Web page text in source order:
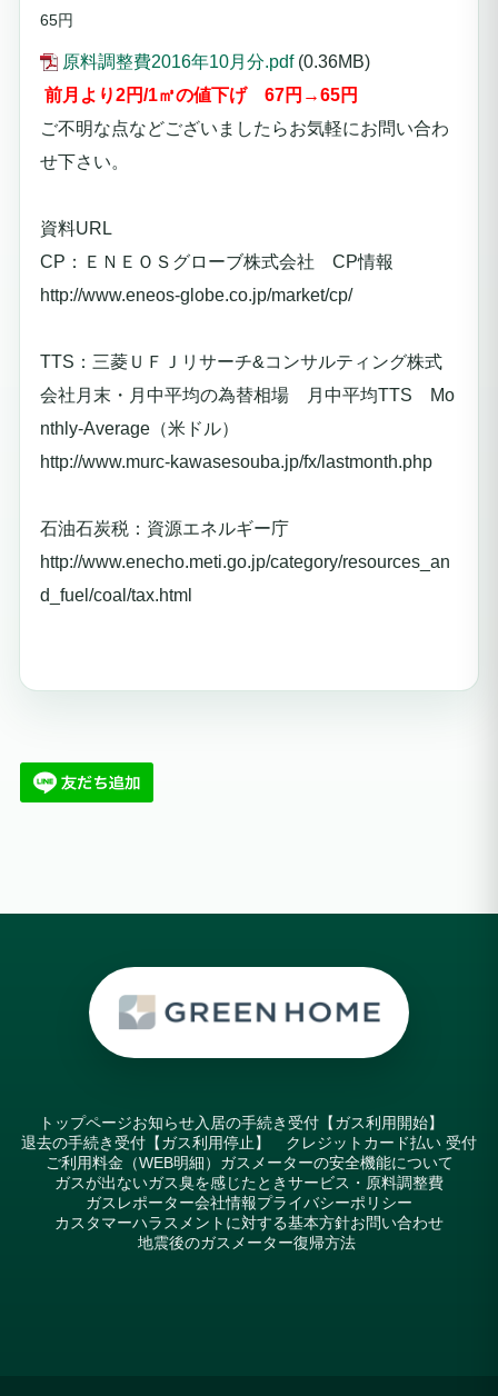
65円
原料調整費2016年10月分.pdf(0.36MB)
前月より2円/1㎥の値下げ 67円→65円
ご不明な点などございましたらお気軽にお問い合わ
せ下さい。
資料URL
CP：ＥＮＥＯＳグローブ株式会社 CP情報
http://www.eneos-globe.co.jp/market/cp/
TTS：三菱ＵＦＪリサーチ&コンサルティング株式
会社月末・月中平均の為替相場 月中平均TTS Mo
nthly-Average（米ドル）
http://www.murc-kawasesouba.jp/fx/lastmonth.php
石油石炭税：資源エネルギー庁
http://www.enecho.meti.go.jp/category/resources_an
d_fuel/coal/tax.html
トップページお知らせ入居の手続き受付【ガス利用開始】
退去の手続き受付【ガス利用停止】 クレジットカード払い 受付
ご利用料金（WEB明細） ガスメーターの安全機能について
ガスが出ないガス臭を感じたときサービス・原料調整費
ガスレポーター会社情報プライバシーポリシー
カスタマーハラスメントに対する基本方針お問い合わせ
地震後のガスメーター復帰方法